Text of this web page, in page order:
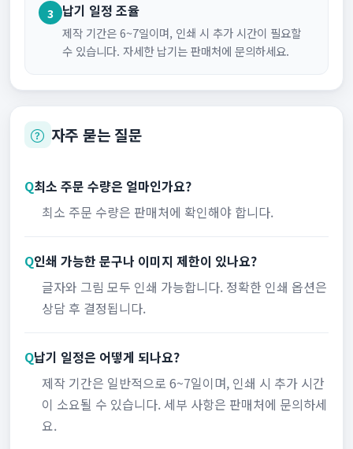
3 납기 일정 조율
제작 기간은 6~7일이며, 인쇄 시 추가 시간이 필요할
수 있습니다. 자세한 납기는 판매처에 문의하세요.
자주 묻는 질문
Q최소 주문 수량은 얼마인가요?
최소 주문 수량은 판매처에 확인해야 합니다.
Q인쇄 가능한 문구나 이미지 제한이 있나요?
글자와 그림 모두 인쇄 가능합니다. 정확한 인쇄 옵션은
상담 후 결정됩니다.
Q납기 일정은 어떻게 되나요?
제작 기간은 일반적으로 6~7일이며, 인쇄 시 추가 시간
이 소요될 수 있습니다. 세부 사항은 판매처에 문의하세
요.